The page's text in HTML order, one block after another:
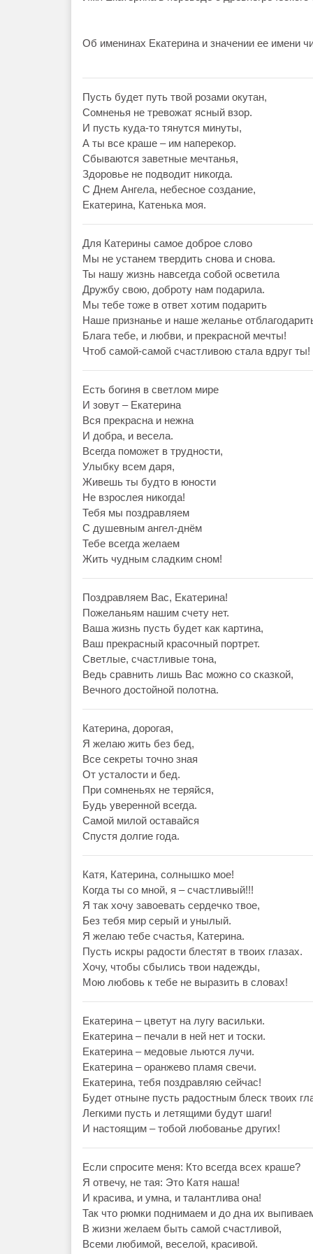
Об именинах Екатерина и значении ее имени
Пусть будет путь твой розами окутан,
Сомненья не тревожат ясный взор.
И пусть куда-то тянутся минуты,
А ты все краше – им наперекор.
Сбываются заветные мечтанья,
Здоровье не подводит никогда.
С Днем Ангела, небесное создание,
Екатерина, Катенька моя.
Для Катерины самое доброе слово
Мы не устанем твердить снова и снова.
Ты нашу жизнь навсегда собой осветила
Дружбу свою, доброту нам подарила.
Мы тебе тоже в ответ хотим подарить
Наше признанье и наше желанье
Блага тебе, и любви, и прекрасной мечты!
Чтоб самой-самой счастливою стала вдруг ты!
Есть богиня в светлом мире
И зовут – Екатерина
Вся прекрасна и нежна
И добра, и весела.
Всегда поможет в трудности,
Улыбку всем даря,
Живешь ты будто в юности
Не взрослея никогда!
Тебя мы поздравляем
С душевным ангел-днём
Тебе всегда желаем
Жить чудным сладким сном!
Поздравляем Вас, Екатерина!
Пожеланьям нашим счету нет.
Ваша жизнь пусть будет как картина,
Ваш прекрасный красочный портрет.
Светлые, счастливые тона,
Ведь сравнить лишь Вас можно со сказкой,
Вечного достойной полотна.
Катерина, дорогая,
Я желаю жить без бед,
Все секреты точно зная
От усталости и бед.
При сомненьях не теряйся,
Будь уверенной всегда.
Самой милой оставайся
Спустя долгие года.
Катя, Катерина, солнышко мое!
Когда ты со мной, я – счастливый!!!
Я так хочу завоевать сердечко твое,
Без тебя мир серый и унылый.
Я желаю тебе счастья, Катерина.
Пусть искры радости блестят в твоих глазах.
Хочу, чтобы сбылись твои надежды,
Мою любовь к тебе не выразить в словах!
Екатерина – цветут на лугу васильки.
Екатерина – печали в ней нет и тоски.
Екатерина – медовые льются лучи.
Екатерина – оранжево пламя свечи.
Екатерина, тебя поздравляю сейчас!
Будет отныне пусть радостным блеск твоих
Легкими пусть и летящими будут шаги!
И настоящим – тобой любованье других!
Если спросите меня: Кто всегда всех краше?
Я отвечу, не тая: Это Катя наша!
И красива, и умна, и талантлива она!
Так что рюмки поднимаем и до дна их
В жизни желаем быть самой счастливой,
Всеми любимой, веселой, красивой.